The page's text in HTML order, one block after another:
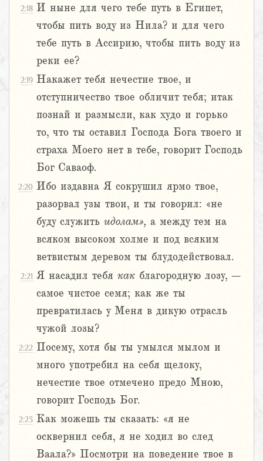
2:18 И ныне для чего тебе путь в Египет,
чтобы пить воду из Нила? и для чего
тебе путь в Ассирию, чтобы пить воду из
реки ее?
2:19 Накажет тебя нечестие твое, и
отступничество твое обличит тебя; итак
познай и размысли, как худо и горько
то, что ты оставил Господа Бога твоего и
страха Моего нет в тебе, говорит Господь
Бог Саваоф.
2:20 Ибо издавна Я сокрушил ярмо твое,
разорвал узы твои, и ты говорил: «не
буду служить идолам», а между тем на
всяком высоком холме и под всяким
ветвистым деревом ты блудодействовал.
2:21 Я насадил тебя как благородную лозу, –
самое чистое семя; как же ты
превратилась у Меня в дикую отрасль
чужой лозы?
2:22 Посему, хотя бы ты умылся мылом и
много употребил на себя щелоку,
нечестие твое отмечено предо Мною,
говорит Господь Бог.
2:23 Как можешь ты сказать: «я не
осквернил себя, я не ходил во след
Ваала?» Посмотри на поведение твое в